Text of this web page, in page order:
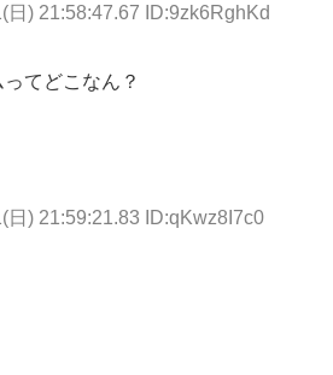
日) 21:58:47.67 ID:9zk6RghKd
てどこなん？
日) 21:59:21.83 ID:qKwz8I7c0